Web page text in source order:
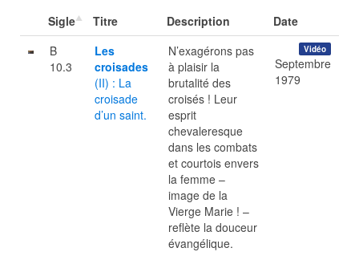
Sigle Titre Description
Date
B
10.3
Les
croisades
(II) : La
croisade
d’un saint.
N’exagérons pas
à plaisir la
brutalité des
croisés ! Leur
esprit
chevaleresque
dans les combats
et courtois envers
la femme –
image de la
Vierge Marie ! –
reflète la douceur
évangélique.
Vidéo
Septembre
1979